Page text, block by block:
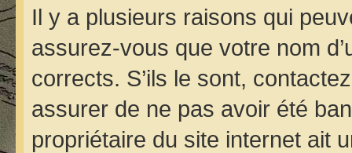
Il y a plusieurs raisons qui
assurez-vous que votre nom
corrects. S’ils le sont,
assurer de ne pas avoir été
propriétaire du site internet ait